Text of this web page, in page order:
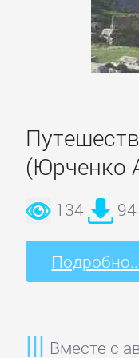
(Юрченко
134 94
Вместе с
ПОЭЗИЯ
Драматургия
Зарубежная
драматургия
Зарубежные
Поэзия